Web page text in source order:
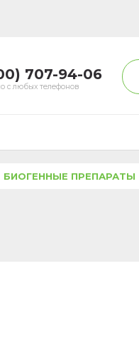
707-94-06
с любых телефонов
БИОГЕННЫЕ ПРЕПАРАТЫ